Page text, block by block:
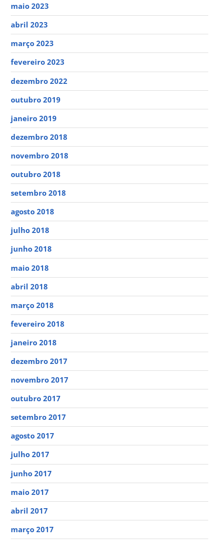
maio 2023
abril 2023
março 2023
fevereiro 2023
dezembro 2022
outubro 2019
janeiro 2019
dezembro 2018
novembro 2018
outubro 2018
setembro 2018
agosto 2018
julho 2018
junho 2018
maio 2018
abril 2018
março 2018
fevereiro 2018
janeiro 2018
dezembro 2017
novembro 2017
outubro 2017
setembro 2017
agosto 2017
julho 2017
junho 2017
maio 2017
abril 2017
março 2017